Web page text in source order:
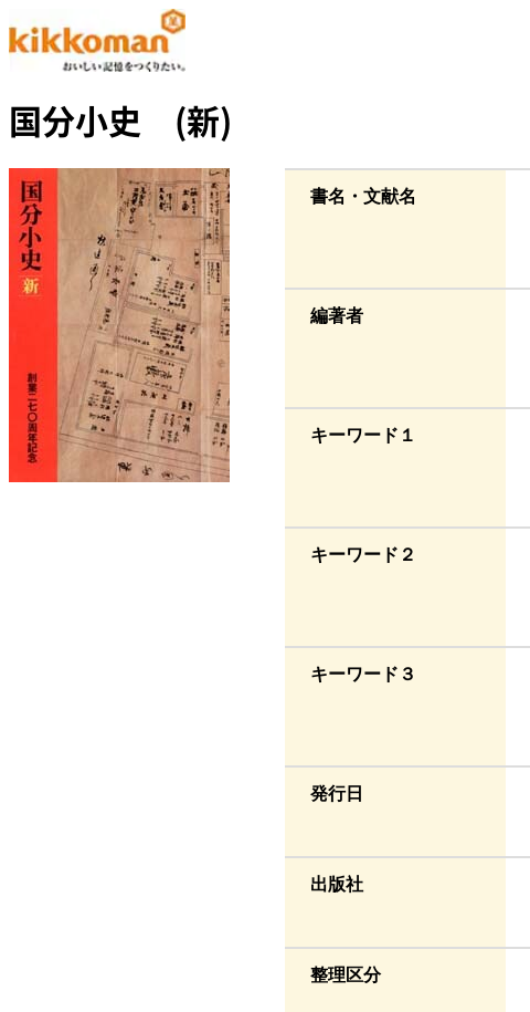
国分小史 (新)
書名・文献名
編著者
キーワード１
キーワード２
キーワード３
発行日
出版社
整理区分